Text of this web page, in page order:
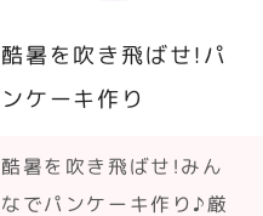
酷暑を吹き飛ばせ！パ
ンケーキ作り
酷暑を吹き飛ばせ！みん
なでパンケーキ作り♪厳